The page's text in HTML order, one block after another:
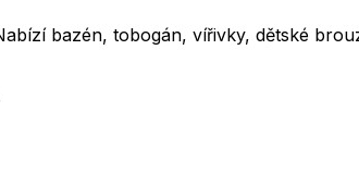
bazén, tobogán, vířivky, dětské